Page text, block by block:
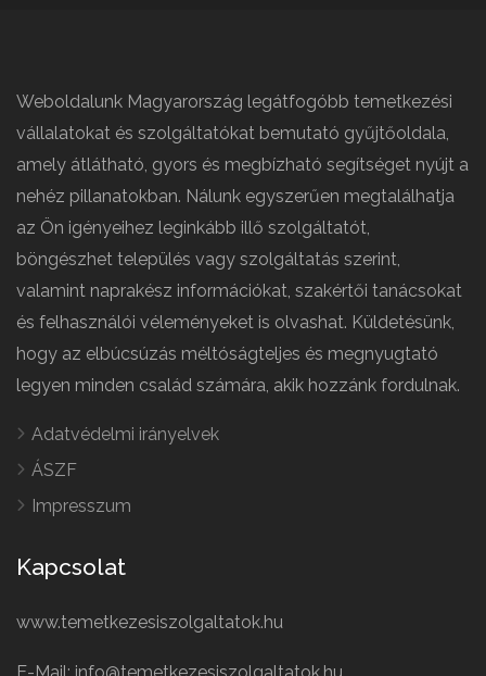
Weboldalunk Magyarország legátfogóbb temetkezési
vállalatokat és szolgáltatókat bemutató gyűjtőoldala,
amely átlátható, gyors és megbízható segítséget nyújt a
nehéz pillanatokban. Nálunk egyszerűen megtalálhatja
az Ön igényeihez leginkább illő szolgáltatót,
böngészhet település vagy szolgáltatás szerint,
valamint naprakész információkat, szakértői tanácsokat
és felhasználói véleményeket is olvashat. Küldetésünk,
hogy az elbúcsúzás méltóságteljes és megnyugtató
legyen minden család számára, akik hozzánk fordulnak.
Adatvédelmi irányelvek
ÁSZF
Impresszum
Kapcsolat
www.temetkezesiszolgaltatok.hu